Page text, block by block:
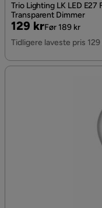
Trio Lighting LK LED
Transparent Dimmer
Pris
129 kr
Original
Pris
Før 189 kr
Tidligere laveste pris 129